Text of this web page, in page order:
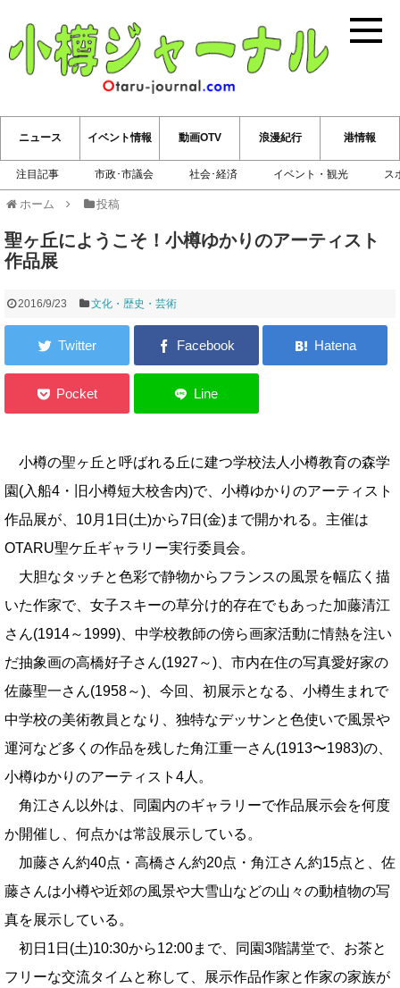
小樽ジ
ニュース
注目記事 市政･市議会 社会･経済 イベント・観光 ス
イベント情報 動画OTV 浪漫紀行 港情報
ホーム 投稿
聖ヶ丘にようこそ！小樽ゆかりのアーティスト
作品展
2016/9/23 文化・歴史・芸術
小樽の聖ヶ丘と呼ばれる丘に建つ学校法人小樽教育の森学
園(入船4・旧小樽短大校舎内)で、小樽ゆかりのアーティスト
作品展が、10月1日(土)から7日(金)まで開かれる。主催は
OTARU聖ケ丘ギャラリー実行委員会。
大胆なタッチと色彩で静物からフランスの風景を幅広く描
いた作家で、女子スキーの草分け的存在でもあった加藤清江
さん(1914～1999)、中学校教師の傍ら画家活動に情熱を注い
だ抽象画の高橋好子さん(1927～)、市内在住の写真愛好家の
佐藤聖一さん(1958～)、今回、初展示となる、小樽生まれで
中学校の美術教員となり、独特なデッサンと色使いで風景や
運河など多くの作品を残した角江重一さん(1913〜1983)の、
小樽ゆかりのアーティスト4人。
角江さん以外は、同園内のギャラリーで作品展示会を何度
か開催し、何点かは常設展示している。
加藤さん約40点・高橋さん約20点・角江さん約15点と、佐
藤さんは小樽や近郊の風景や大雪山などの山々の動植物の写
真を展示している。
初日1日(土)10:30から12:00まで、同園3階講堂で、お茶と
フリーな交流タイムと称して、展示作品作家と作家の家族が